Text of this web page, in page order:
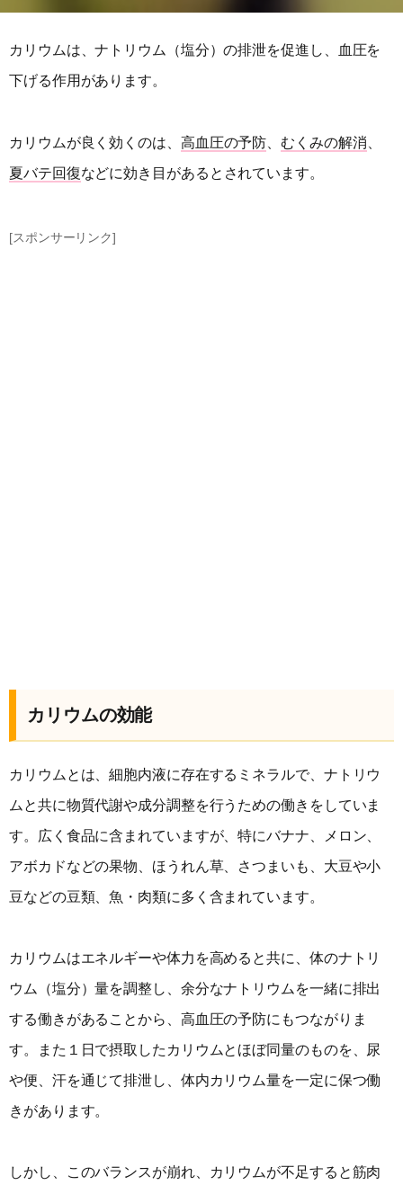
カリウムは、ナトリウム（塩分）の排泄を促進し、血圧を
下げる作用があります。
カリウムが良く効くのは、 高血圧の予防 、むくみの解消
夏バテ回復などに効き目があるとされています。
[スポンサーリンク]
カリウムの効能
カリウムとは、細胞内液に存在するミネラルで、ナトリウ
ムと共に物質代謝や成分調整を行うための働きをしていま
す。広く食品に含まれていますが、特にバナナ、メロン、
アボカドなどの果物、ほうれん草、さつまいも、大豆や小
豆などの豆類、魚・肉類に多く含まれています。
カリウムはエネルギーや体力を高めると共に、体のナトリ
ウム（塩分）量を調整し、余分なナトリウムを一緒に排出
する働きがあることから、高血圧の予防にもつながりま
す。また１日で摂取したカリウムとほぼ同量のものを、尿
や便、汗を通じて排泄し、体内カリウム量を一定に保つ働
きがあります。
しかし、このバランスが崩れ、カリウムが不足すると筋肉